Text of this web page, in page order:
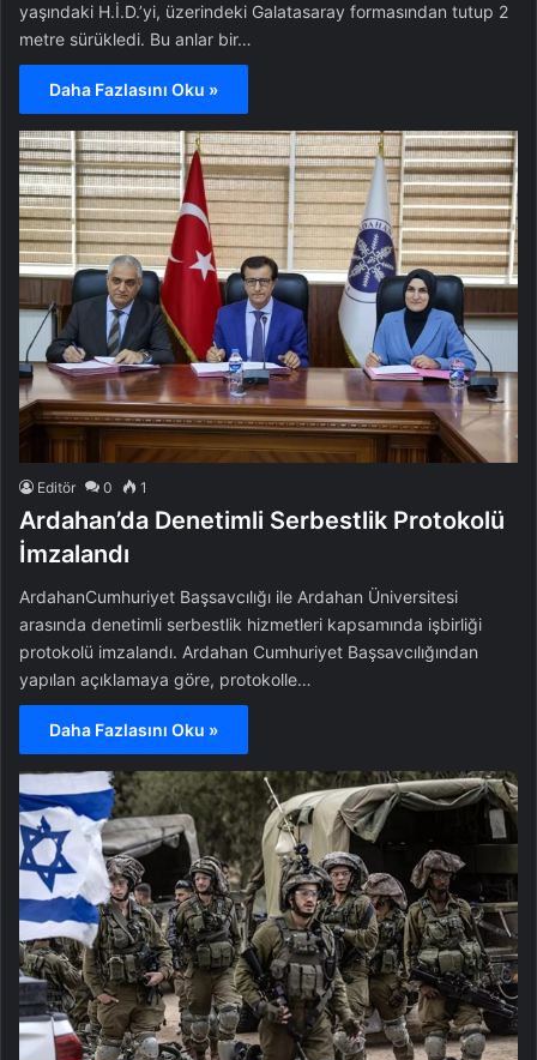
yaşındaki H.İ.D.’yi, üzerindeki Galatasaray formasından tutup 2
metre sürükledi. Bu anlar bir…
Daha Fazlasını Oku »
Editör 0 1
Ardahan’da Denetimli Serbestlik Protokolü
İmzalandı
ArdahanCumhuriyet Başsavcılığı ile Ardahan Üniversitesi
arasında denetimli serbestlik hizmetleri kapsamında işbirliği
protokolü imzalandı. Ardahan Cumhuriyet Başsavcılığından
yapılan açıklamaya göre, protokolle…
Daha Fazlasını Oku »